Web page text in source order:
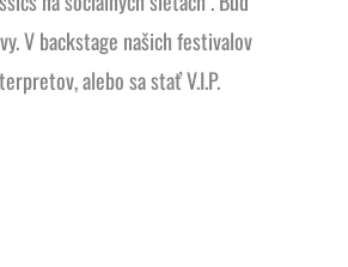
V backstage našich festivalov
alebo sa stať V.I.P.